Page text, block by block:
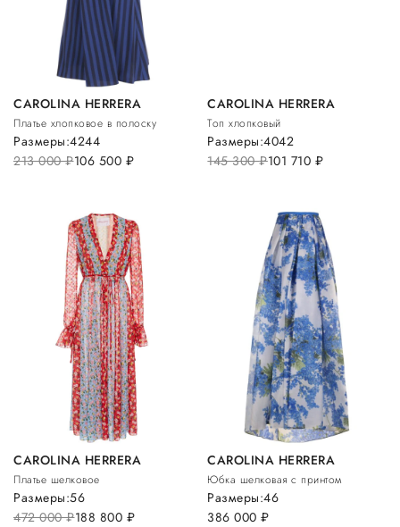
CAROLINA HERRERA
Платье хлопковое в полоску
213 000руб.106 500 руб.
Размеры:4244
CAROLINA HERRERA
Топ хлопковый
145 300руб.101 710 руб.
Размеры:4042
CAROLINA HERRERA
Платье шелковое
472 000руб.188 800 руб.
Размеры:56
CAROLINA HERRERA
Юбка шелковая с принтом
386 000руб.
Размеры:46